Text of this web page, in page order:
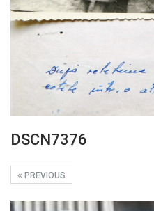
DSCN7376
PREVIOUS